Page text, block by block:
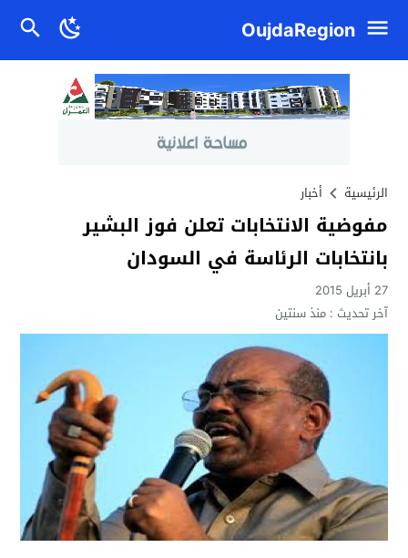
OujdaRegion
الرئيسية أخبار
مفوضية الانتخابات تعلن فوز البشير
بانتخابات الرئاسة في السودان
27 أبريل 2015
آخر تحديث :منذ سنتين